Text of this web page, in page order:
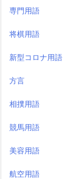
専門用語
将棋用語
新型コロナ用語
方言
相撲用語
競馬用語
美容用語
航空用語